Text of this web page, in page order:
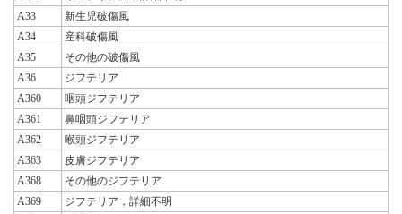
A33
新生児破傷風
A34
産科破傷風
A35
その他の破傷風
A36
ジフテリア
A360
咽頭ジフテリア
A361
鼻咽頭ジフテリア
A362
喉頭ジフテリア
A363
皮膚ジフテリア
A368
その他のジフテリア
A369
ジフテリア，詳細不明